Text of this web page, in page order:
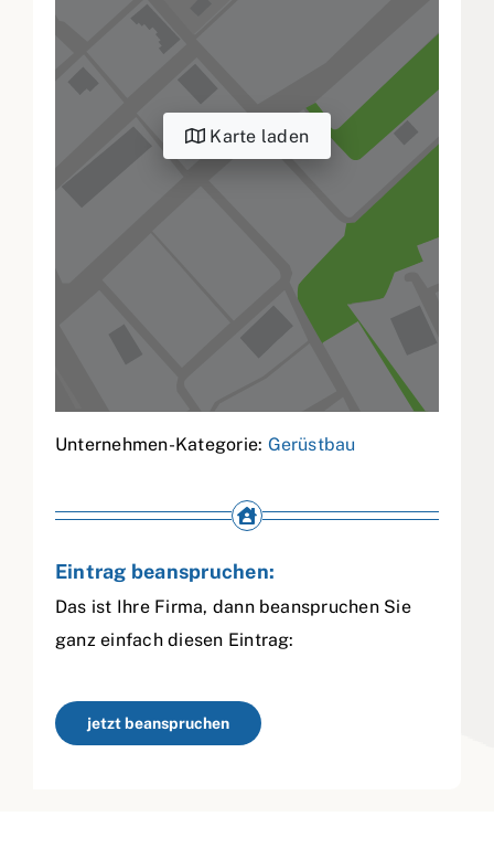
Karte laden
Unternehmen-Kategorie: Gerüstbau
Eintrag beanspruchen:
Das ist Ihre Firma, dann beanspruchen Sie
ganz einfach diesen Eintrag:
jetzt beanspruchen